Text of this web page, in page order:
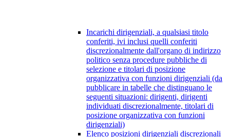
Incarichi dirigenziali, a qualsiasi titolo
conferiti, ivi inclusi quelli conferiti
discrezionalmente dall'organo di indirizzo
politico senza procedure pubbliche di
selezione e titolari di posizione
organizzativa con funzioni dirigenziali (da
pubblicare in tabelle che distinguano le
seguenti situazioni: dirigenti, dirigenti
individuati discrezionalmente, titolari di
posizione organizzativa con funzioni
dirigenziali)
Elenco posizioni dirigenziali discrezionali